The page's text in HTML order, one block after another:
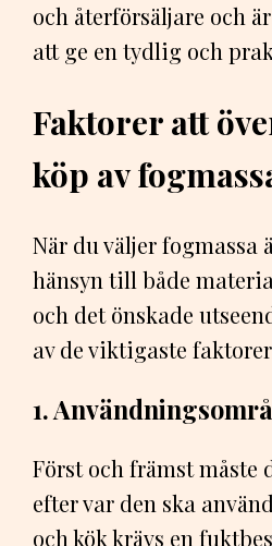
och återförsäljare och
att ge en tydlig och
Faktorer att
köp av
När du väljer fogmassa
hänsyn till både
och det önskade
av de viktigaste
1.
Först och främst måste
efter var den ska
och kök krävs en